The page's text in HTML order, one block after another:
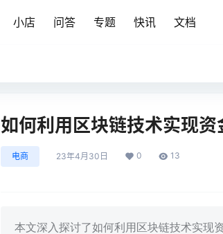
小店 问答 专题 快讯 文档
如何利用区块链技术实现资
电商 23年4月30日 0 13
本文深入探讨了如何利用区块链技术实现